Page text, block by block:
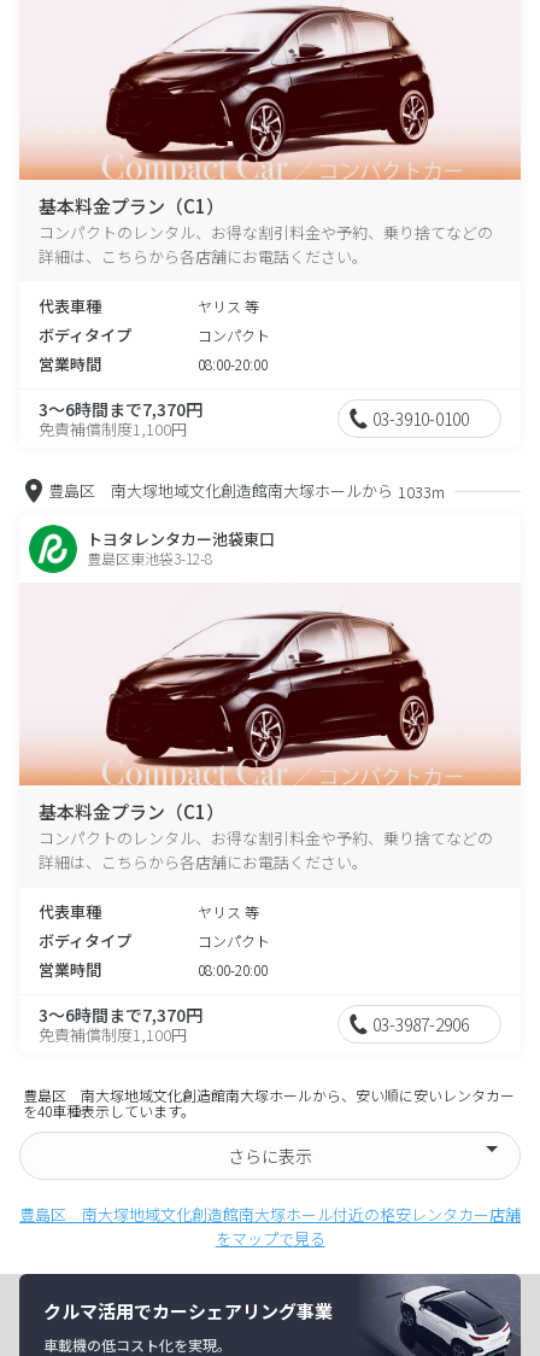
基本料金プラン（C1）
コンパクトのレンタル、お得な割引料金や予約、乗り捨てなどの
詳細は、こちらから各店舗にお電話ください。
代表車種 ヤリス 等
ボディタイプ コンパクト
営業時間 08:00-20:00
3～6時間まで7,370円
免責補償制度1,100円 03-3910-0100
豊島区 南大塚地域文化創造館南大塚ホールから 1033m
トヨタレンタカー池袋東口
豊島区東池袋3-12-8
基本料金プラン（C1）
コンパクトのレンタル、お得な割引料金や予約、乗り捨てなどの
詳細は、こちらから各店舗にお電話ください。
代表車種 ヤリス 等
ボディタイプ コンパクト
営業時間 08:00-20:00
3～6時間まで7,370円
免責補償制度1,100円 03-3987-2906
豊島区 南大塚地域文化創造館南大塚ホールから、安い順に安いレンタカー
を40車種表示しています。
さらに表示
豊島区 南大塚地域文化創造館南大塚ホール付近の格安レンタカー店舗
をマップで見る
クルマ活用でカーシェアリング事業
車載機の低コスト化を実現。